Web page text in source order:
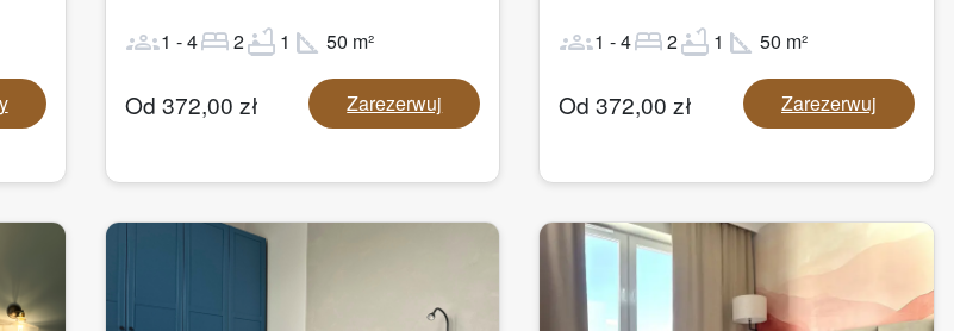
groups1 -4bed2bathtub 1 square_foot 50 m²
Od 372,00 zł Zarezerwuj
groups1 -4bed2bathtub 1 square_foot50 m²
Od 372,00 zł Zarezerwuj